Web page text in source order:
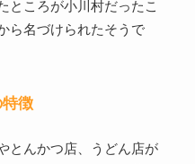
ところが小川村だったこ
ら名づけられたそうで
徴
とんかつ店、うどん店が